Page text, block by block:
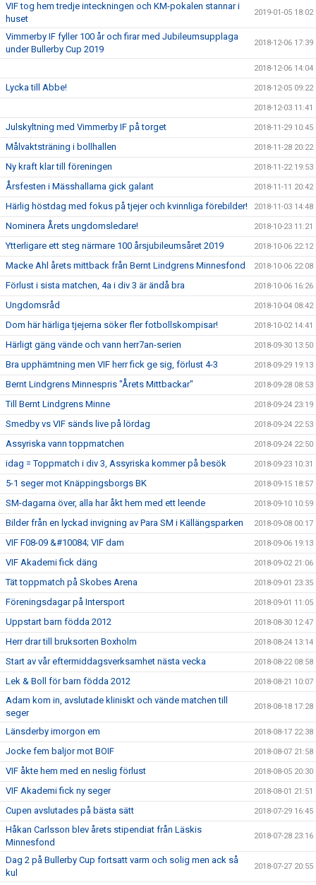
VIF tog hem tredje inteckningen och KM-pokalen stannar i
huset
2019-01-05 18:02
Vimmerby IF fyller 100 år och firar med Jubileumsupplaga
under Bullerby Cup 2019
2018-12-06 17:39
2018-12-06 14:04
Lycka till Abbe! 2018-12-05 09:22
2018-12-03 11:41
Julskyltning med Vimmerby IF på torget 2018-11-29 10:45
Målvaktsträning i bollhallen 2018-11-28 20:22
Ny kraft klar till föreningen 2018-11-22 19:53
Årsfesten i Mässhallarna gick galant 2018-11-11 20:42
Härlig höstdag med fokus på tjejer och kvinnliga förebilder! 2018-11-03 14:48
Nominera Årets ungdomsledare! 2018-10-23 11:21
Ytterligare ett steg närmare 100 årsjubileumsåret 2019 2018-10-06 22:12
Macke Ahl årets mittback från Bernt Lindgrens Minnesfond 2018-10-06 22:08
Förlust i sista matchen, 4a i div 3 är ändå bra 2018-10-06 16:26
Ungdomsråd 2018-10-04 08:42
Dom här härliga tjejerna söker fler fotbollskompisar! 2018-10-02 14:41
Härligt gäng vände och vann herr7an-serien 2018-09-30 13:50
Bra upphämtning men VIF herr fick ge sig, förlust 4-3 2018-09-29 19:13
Bernt Lindgrens Minnespris "Årets Mittbackar" 2018-09-28 08:53
Till Bernt Lindgrens Minne 2018-09-24 23:19
Smedby vs VIF sänds live på lördag 2018-09-24 22:53
Assyriska vann toppmatchen 2018-09-24 22:50
idag = Toppmatch i div 3, Assyriska kommer på besök 2018-09-23 10:31
5-1 seger mot Knäppingsborgs BK 2018-09-15 18:57
SM-dagarna över, alla har åkt hem med ett leende 2018-09-10 10:59
Bilder från en lyckad invigning av Para SM i Källängsparken 2018-09-08 00:17
VIF F08-09 &#10084; VIF dam 2018-09-06 19:13
VIF Akademi fick däng 2018-09-02 21:06
Tät toppmatch på Skobes Arena 2018-09-01 23:35
Föreningsdagar på Intersport 2018-09-01 11:05
Uppstart barn födda 2012 2018-08-30 12:47
Herr drar till bruksorten Boxholm 2018-08-24 13:14
Start av vår eftermiddagsverksamhet nästa vecka 2018-08-22 08:58
Lek & Boll för barn födda 2012 2018-08-21 10:07
Adam kom in, avslutade kliniskt och vände matchen till
seger
2018-08-18 17:28
Länsderby imorgon em 2018-08-17 22:38
Jocke fem baljor mot BOIF 2018-08-07 21:58
VIF åkte hem med en neslig förlust 2018-08-05 20:30
VIF Akademi fick ny seger 2018-08-01 21:51
Cupen avslutades på bästa sätt 2018-07-29 16:45
Håkan Carlsson blev årets stipendiat från Läskis
Minnesfond
2018-07-28 23:16
Dag 2 på Bullerby Cup fortsatt varm och solig men ack så
kul
2018-07-27 20:55